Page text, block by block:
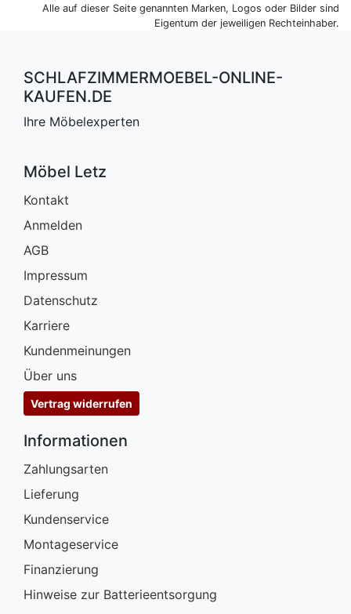
Alle auf dieser Seite genannten Marken, Logos oder Bilder sind
Eigentum der jeweiligen Rechteinhaber.
SCHLAFZIMMERMOEBEL-ONLINE-
KAUFEN.DE
Ihre Möbelexperten
Möbel Letz
Kontakt
Anmelden
AGB
Impressum
Datenschutz
Karriere
Kundenmeinungen
Über uns
Vertrag widerrufen
Informationen
Zahlungsarten
Lieferung
Kundenservice
Montageservice
Finanzierung
Hinweise zur Batterieentsorgung